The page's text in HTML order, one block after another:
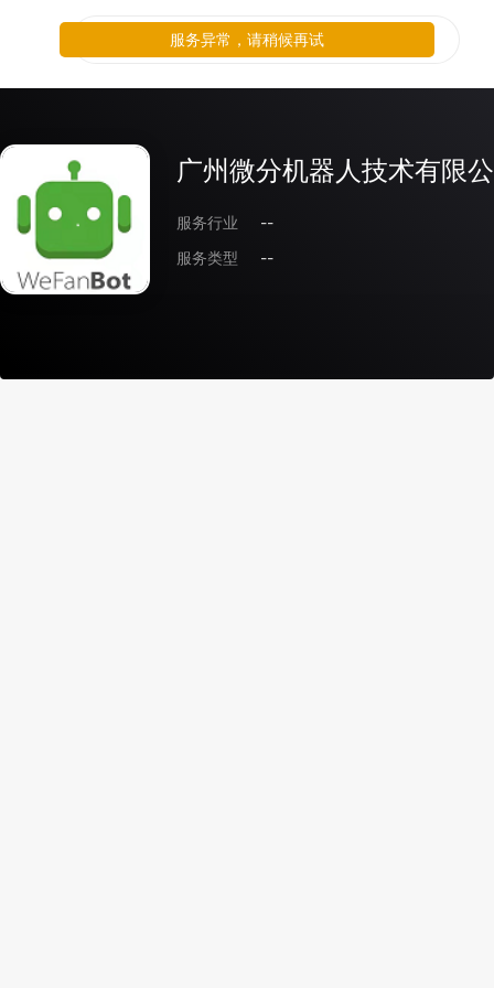
广州微分机器人技术有限
服务行业
--
服务类型
--
服务异常，请稍候再试